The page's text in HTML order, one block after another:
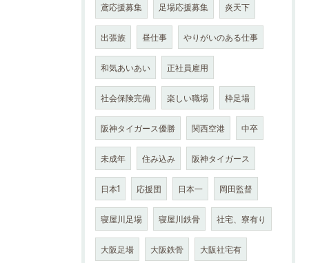
鳶応援募集 足場応援募集 炎天下
出張族 昼仕事 やりがいのある仕事
和気あいあい 正社員雇用
社会保険完備 楽しい職場 枠足場
阪神タイガース優勝 関西空港 中卒
未成年 住み込み 阪神タイガース
日本1 応援団 日本一 岡田監督
寝屋川足場 寝屋川鉄骨 社宅、寮有り
大阪足場 大阪鉄骨 大阪社宅有